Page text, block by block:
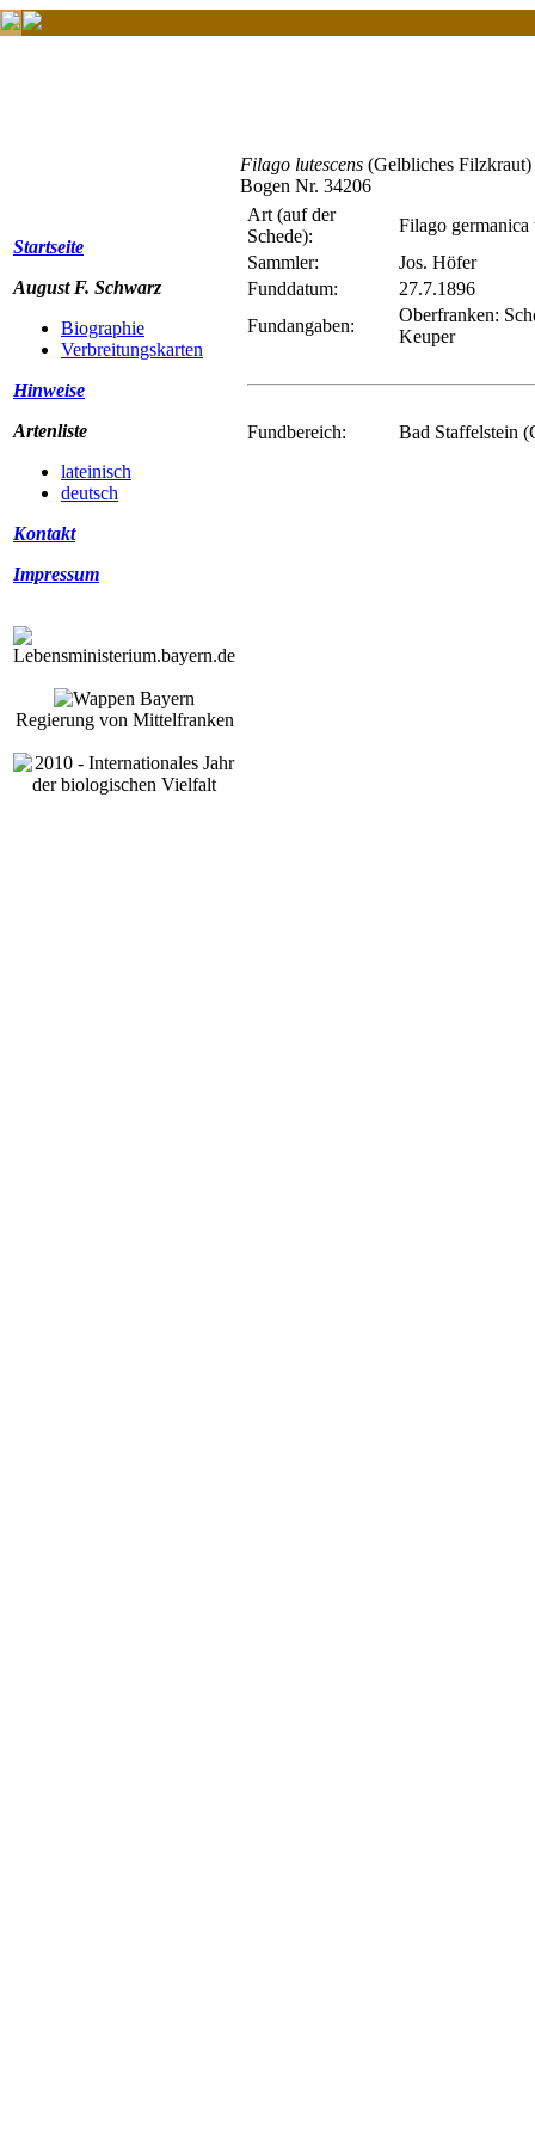
Startseite
August F. Schwarz
Biographie
Verbreitungskarten
Hinweise
Artenliste
lateinisch
deutsch
Kontakt
Impressum
Regierung von Mittelfranken
Filago lutescens (Gelbliches Filzkraut)
Bogen Nr. 34206
Art (auf der
Schede):
Filago germanica
Sammler:
Jos. Höfer
Funddatum:
27.7.1896
Fundangaben:
Oberfranken:
Keuper
Fundbereich: Bad Staffelstein